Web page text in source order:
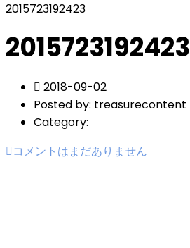
2015723192423
2015723192423
2018-09-02
Posted by: treasurecontent
Category:
コメントはまだありません